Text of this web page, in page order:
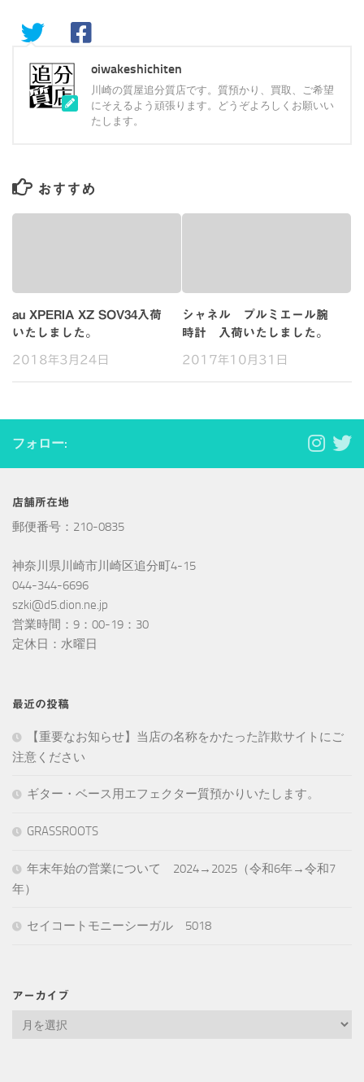
oiwakeshichiten
川崎の質屋追分質店です。質預かり、買取、ご希望
にそえるよう頑張ります。どうぞよろしくお願いい
たします。
おすすめ
au XPERIA XZ SOV34入荷
いたしました。
2018年3月24日
シャネル プルミエール腕
時計 入荷いたしました。
2017年10月31日
フォロー:
店舗所在地
郵便番号：210-0835
神奈川県川崎市川崎区追分町4-15
044-344-6696
szki@d5.dion.ne.jp
営業時間：9：00-19：30
定休日：水曜日
最近の投稿
【重要なお知らせ】当店の名称をかたった詐欺サイトにご
注意ください
ギター・ベース用エフェクター質預かりいたします。
GRASSROOTS
年末年始の営業について 2024→2025（令和6年→令和7
年）
セイコートモニーシーガル 5018
アーカイブ